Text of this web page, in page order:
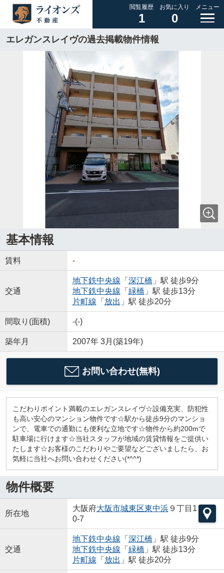
閲覧履歴
1
お気に入り
0
メニュー
エレガンスレイヴの過去掲載物件情報
基本情報
賃料 -
交通
地下鉄中央線 「 深江橋 」駅 徒歩9分
地下鉄中央線 「 緑橋 」駅 徒歩13分
片町線 「 放出 」駅 徒歩20分
間取り(面積) -(-)
築年月 2007年 3月(築19年)
お問い合わせ(無料)
こだわりポイント満載のエレガンスレイヴ☆設備充実、防犯性
も高い安心のマンション物件です☆駅から徒歩9分のマンショ
ンで、電車での通勤にも便利な立地です☆物件から約200mで
駐車場に行けます☆当社スタッフが地域の賃貸情報をご提供い
たします☆お客様のこだわりやご要望などございましたら、お
気軽に当社へお問い合わせください(*^^*)
物件概要
所在地
大阪府大阪市城東区東中浜９丁目1
0-7
交通
地下鉄中央線 「 深江橋 」駅 徒歩9分
地下鉄中央線 「 緑橋 」駅 徒歩13分
片町線 「 放出 」駅 徒歩20分